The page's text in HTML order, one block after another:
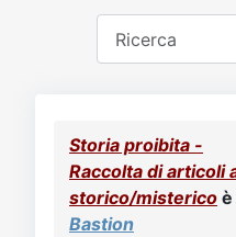
Storia proibita -
Raccolta di articoli
storico/misterico
Bastion